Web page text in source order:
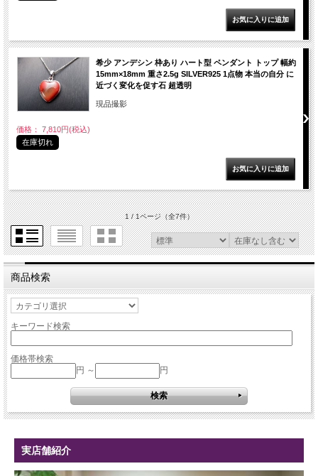
希少 アンデシン 枠あり ハート型 ペンダント トップ 幅約
15mm×18mm 重さ2.5g SILVER925 1点物 本当の自分 に
近づく変化を促す石 超透明
現品撮影
価格： 7,810円(税込)
在庫切れ
1 / 1ページ（全7件）
商品検索
キーワード検索
価格帯検索
円 ～
円
実店舗紹介